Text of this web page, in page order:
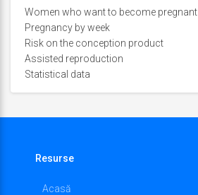
Women who want to become pregnant
Pregnancy by week
Risk on the conception product
Assisted reproduction
Statistical data
Resurse
Acasă